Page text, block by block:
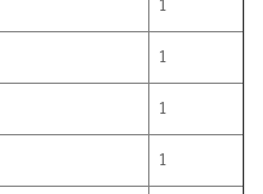
1
1
1
1